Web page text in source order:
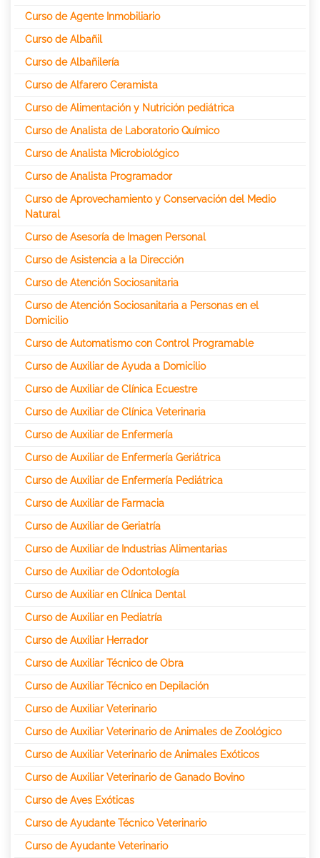
Curso de Agente Inmobiliario
Curso de Albañil
Curso de Albañilería
Curso de Alfarero Ceramista
Curso de Alimentación y Nutrición pediátrica
Curso de Analista de Laboratorio Químico
Curso de Analista Microbiológico
Curso de Analista Programador
Curso de Aprovechamiento y Conservación del Medio
Natural
Curso de Asesoría de Imagen Personal
Curso de Asistencia a la Dirección
Curso de Atención Sociosanitaria
Curso de Atención Sociosanitaria a Personas en el
Domicilio
Curso de Automatismo con Control Programable
Curso de Auxiliar de Ayuda a Domicilio
Curso de Auxiliar de Clínica Ecuestre
Curso de Auxiliar de Clínica Veterinaria
Curso de Auxiliar de Enfermería
Curso de Auxiliar de Enfermería Geriátrica
Curso de Auxiliar de Enfermería Pediátrica
Curso de Auxiliar de Farmacia
Curso de Auxiliar de Geriatría
Curso de Auxiliar de Industrias Alimentarias
Curso de Auxiliar de Odontología
Curso de Auxiliar en Clínica Dental
Curso de Auxiliar en Pediatría
Curso de Auxiliar Herrador
Curso de Auxiliar Técnico de Obra
Curso de Auxiliar Técnico en Depilación
Curso de Auxiliar Veterinario
Curso de Auxiliar Veterinario de Animales de Zoológico
Curso de Auxiliar Veterinario de Animales Exóticos
Curso de Auxiliar Veterinario de Ganado Bovino
Curso de Aves Exóticas
Curso de Ayudante Técnico Veterinario
Curso de Ayudante Veterinario